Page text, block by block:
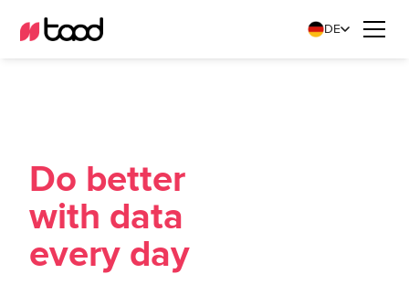
DE
Do better
with data
every day